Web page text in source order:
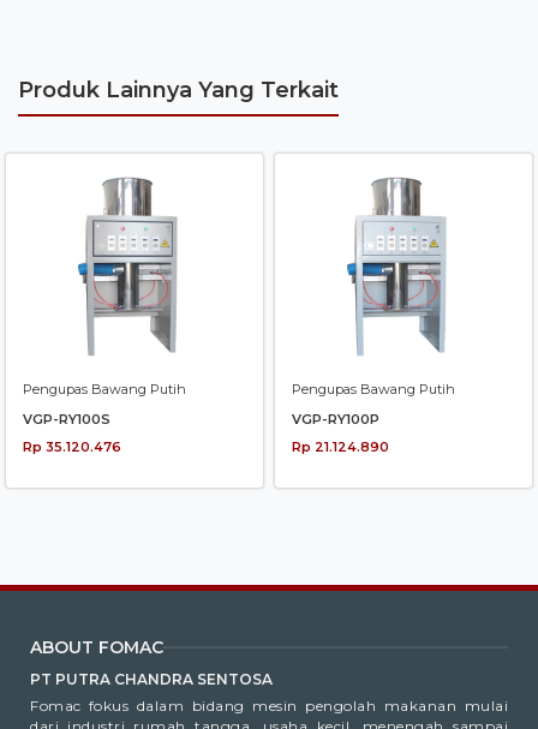
Produk Lainnya Yang Terkait
Pengupas Bawang Putih
VGP-RY100S
Rp 35.120.476
Pengupas Bawang Putih
VGP-RY100P
Rp 21.124.890
ABOUT FOMAC
PT PUTRA CHANDRA SENTOSA
Fomac fokus dalam bidang mesin pengolah makanan mulai